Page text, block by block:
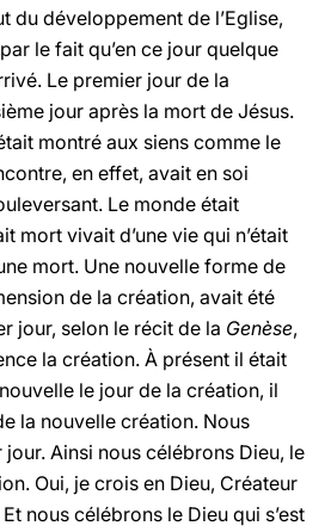
du développement de l’Eglise,
le fait qu’en ce jour quelque
Le premier jour de la
jour après la mort de Jésus.
montré aux siens comme le
en effet, avait en soi
Le monde était
mort vivait d’une vie qui n’était
mort. Une nouvelle forme de
de la création, avait été
jour, selon le récit de la Genèse,
la création. À présent il était
le jour de la création, il
la nouvelle création. Nous
Ainsi nous célébrons Dieu, le
Oui, je crois en Dieu, Créateur
nous célébrons le Dieu qui s’est